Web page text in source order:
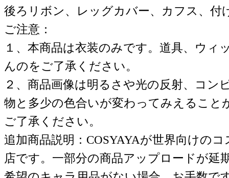
後ろリボン、レッグカバー、カフス、付
ご注意：
１、本商品は衣装のみです。道具、ウィ
んのをご了承ください。
２、商品画像は明るさや光の反射、コン
物と多少の色合いが変わってみえること
ご了承ください。
追加商品説明：COSYAYAが世界向けの
店です。一部分の商品アップロードが延